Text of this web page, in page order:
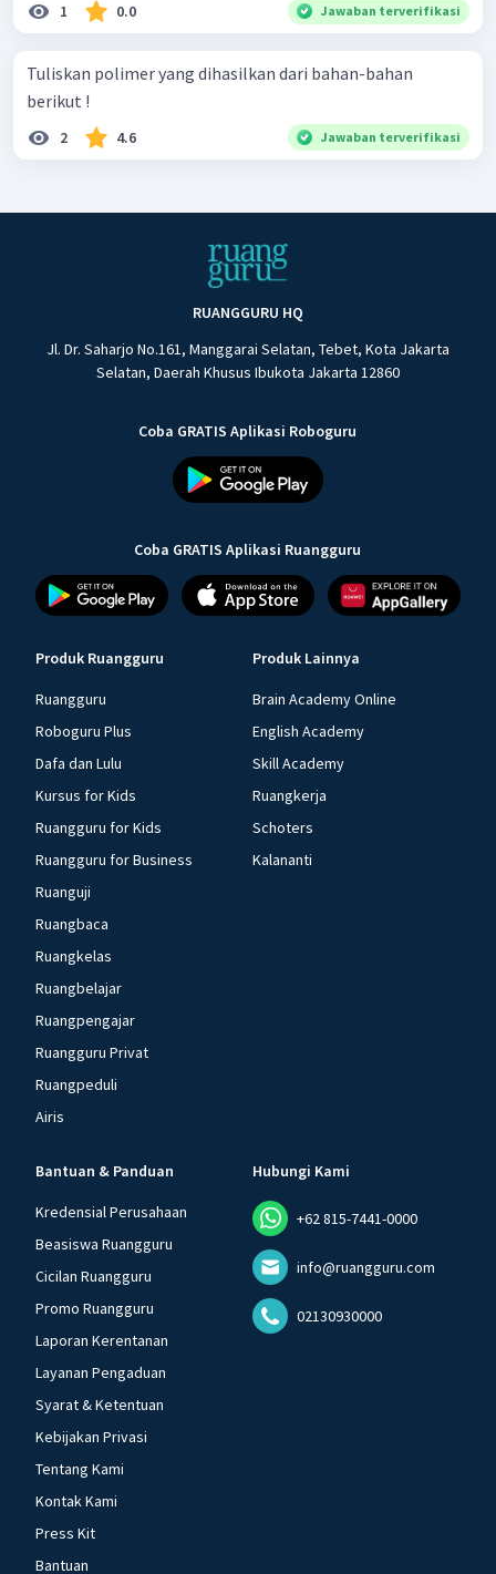
1 0.0 Jawaban terverifikasi
Tuliskan polimer yang dihasilkan dari bahan-bahan
berikut !
2 4.6 Jawaban terverifikasi
RUANGGURU HQ
Jl. Dr. Saharjo No.161, Manggarai Selatan, Tebet, Kota Jakarta
Selatan, Daerah Khusus Ibukota Jakarta 12860
Coba GRATIS Aplikasi Roboguru
Coba GRATIS Aplikasi Ruangguru
Produk Ruangguru
Ruangguru
Roboguru Plus
Dafa dan Lulu
Kursus for Kids
Ruangguru for Kids
Ruangguru for Business
Ruanguji
Ruangbaca
Ruangkelas
Ruangbelajar
Ruangpengajar
Ruangguru Privat
Ruangpeduli
Airis
Produk Lainnya
Brain Academy Online
English Academy
Skill Academy
Ruangkerja
Schoters
Kalananti
Bantuan & Panduan
Kredensial Perusahaan
Beasiswa Ruangguru
Cicilan Ruangguru
Promo Ruangguru
Laporan Kerentanan
Layanan Pengaduan
Syarat & Ketentuan
Kebijakan Privasi
Tentang Kami
Kontak Kami
Press Kit
Bantuan
Hubungi Kami
+62 815-7441-0000
info@ruangguru.com
02130930000